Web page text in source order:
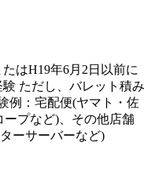
はH19年6月2日以前に
ただし、バレット積み
例：宅配便(ヤマト・佐
ープなど)、その他店舗
ーサーバーなど)